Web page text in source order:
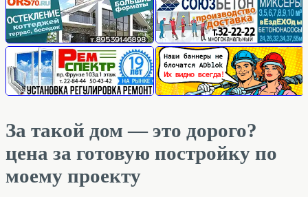
За такой дом — это дорого?
цена за готовую постройку по
моему проекту